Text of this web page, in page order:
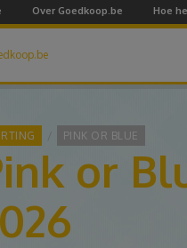
Over Goedkoop.be Hoe
PINK OR BLUE
or